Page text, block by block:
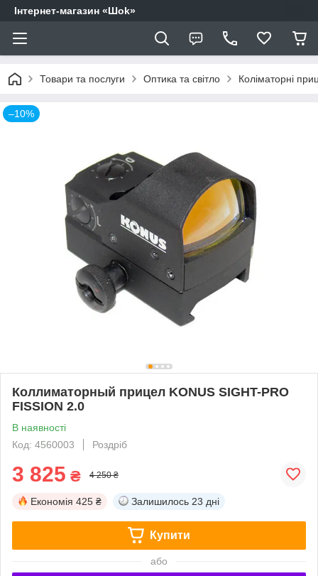
Інтернет-магазин «Шоk»
Товари та послуги Оптика та світло Коліматорні
–10%
Коллиматорный прицел KONUS SIGHT-PRO
FISSION 2.0
В наявності
Код: 4560003
Роздріб
3 825 ₴ 4 250 ₴
Економія 425 ₴ Залишилось 23 дні
Купити
або